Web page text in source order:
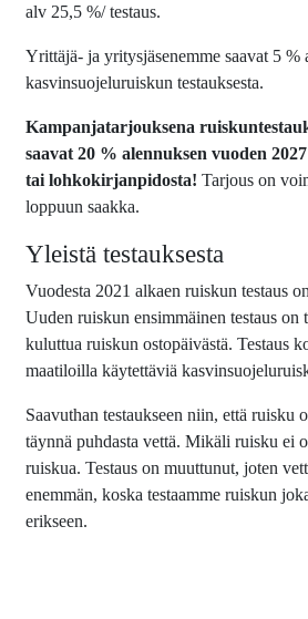
alv 25,5 %/ testaus.
Yrittäjä- ja yritysjäsenemme saavat 5 %
kasvinsuojeluruiskun testauksesta.
Kampanjatarjouksena
saavat 20 % alennuksen vuoden
tai lohkokirjanpidosta! Tarjous on
loppuun saakka.
Yleistä testauksesta
Vuodesta 2021 alkaen ruiskun testaus
Uuden ruiskun ensimmäinen testaus on
kuluttua ruiskun ostopäivästä. Testaus
maatiloilla käytettäviä
Saavuthan testaukseen niin, että ruisku
täynnä puhdasta vettä. Mikäli ruisku ei
ruiskua. Testaus on muuttunut, joten
enemmän, koska testaamme ruiskun
erikseen.